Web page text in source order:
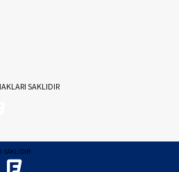
SAKLIDIR
SAKLIDIR